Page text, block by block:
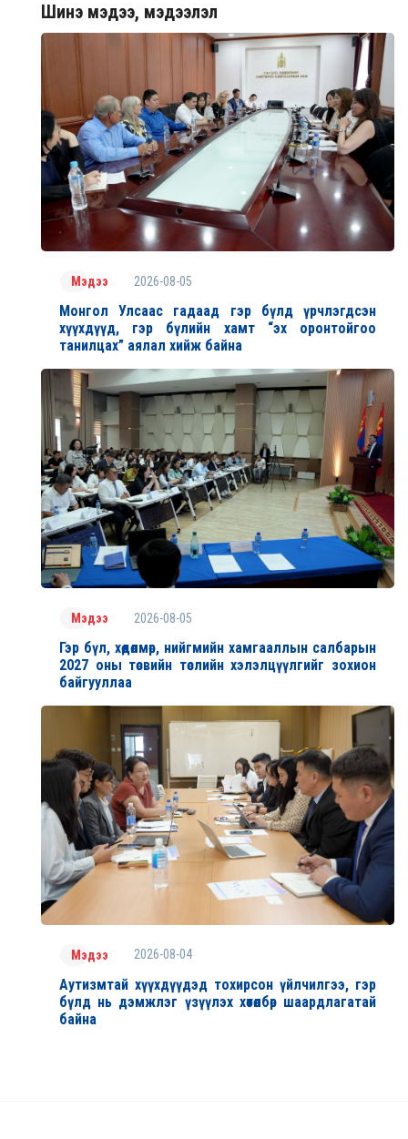
Шинэ мэдээ, мэдээлэл
Мэдээ 2026-08-05
Монгол Улсаас гадаад гэр бүлд үрчлэгдсэн
хүүхдүүд, гэр бүлийн хамт “эх оронтойгоо
танилцах” аялал хийж байна
Мэдээ 2026-08-05
Гэр бүл, хөдөлмөр, нийгмийн хамгааллын салбарын
2027 оны төсвийн төслийн хэлэлцүүлгийг зохион
байгууллаа
Мэдээ 2026-08-04
Аутизмтай хүүхдүүдэд тохирсон үйлчилгээ, гэр
бүлд нь дэмжлэг үзүүлэх хөтөлбөр шаардлагатай
байна